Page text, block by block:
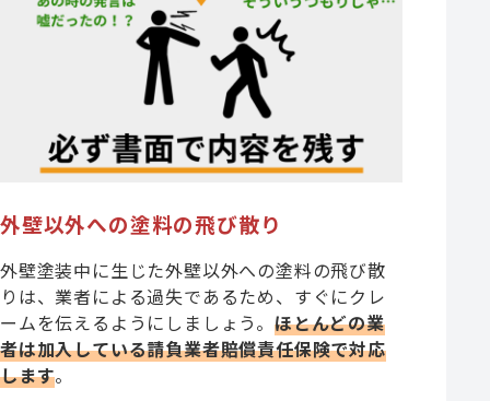
外壁以外への塗料の飛び散り
外壁塗装中に生じた外壁以外への塗料の飛び散
りは、業者による過失であるため、すぐにクレ
ームを伝えるようにしましょう。 ほとんどの業
者は加入している請負業者賠償責任保険で対応
します。